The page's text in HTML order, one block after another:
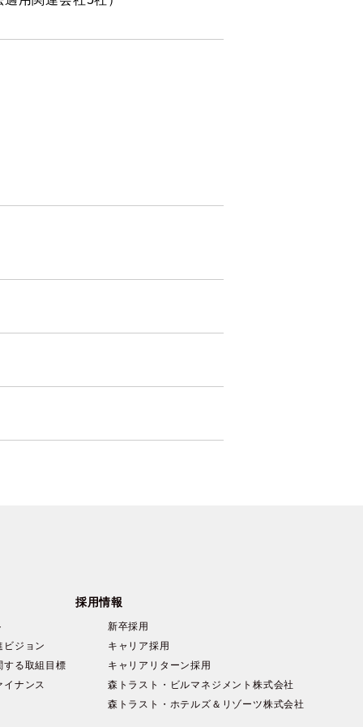
ビジョン
する取組目標
イナンス
採用情報
新卒採用
キャリア採用
キャリアリターン採用
森トラスト・ビルマネジメント株式会社
森トラスト・ホテルズ＆リゾーツ株式会社